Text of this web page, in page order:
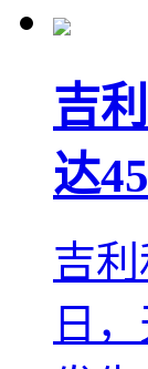
吉
达
吉
日